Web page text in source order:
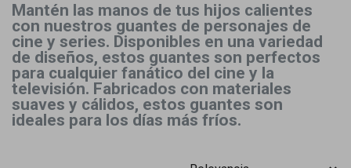
Mantén las manos de tus hijos calientes
con nuestros guantes de personajes de
cine y series. Disponibles en una variedad
de diseños, estos guantes son perfectos
para cualquier fanático del cine y la
televisión. Fabricados con materiales
suaves y cálidos, estos guantes son
ideales para los días más fríos.